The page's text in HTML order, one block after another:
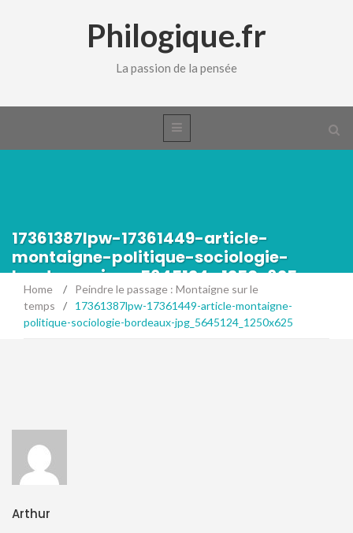
Philogique.fr
La passion de la pensée
17361387lpw-17361449-article-
montaigne-politique-sociologie-
bordeaux-jpg_5645124_1250x625
Home /
Peindre le passage : Montaigne sur le
temps
/
17361387lpw-17361449-article-montaigne-
politique-sociologie-bordeaux-jpg_5645124_1250x625
Arthur